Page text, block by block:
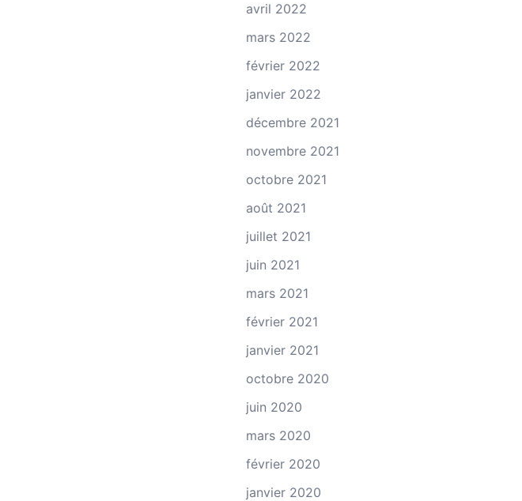
avril 2022
mars 2022
février 2022
janvier 2022
décembre 2021
novembre 2021
octobre 2021
août 2021
juillet 2021
juin 2021
mars 2021
février 2021
janvier 2021
octobre 2020
juin 2020
mars 2020
février 2020
janvier 2020